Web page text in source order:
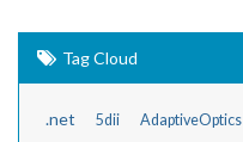
Tag Cloud
.net 5dii AdaptiveOptics